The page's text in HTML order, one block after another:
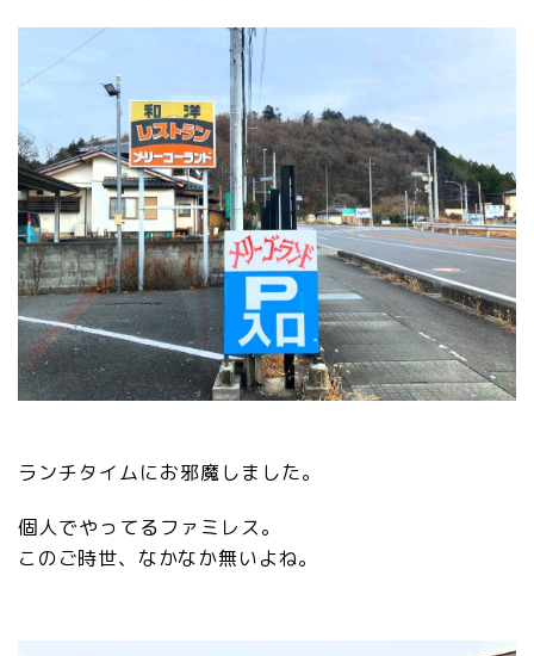
ランチタイムにお邪魔しました。
個人でやってるファミレス。
このご時世、なかなか無いよね。